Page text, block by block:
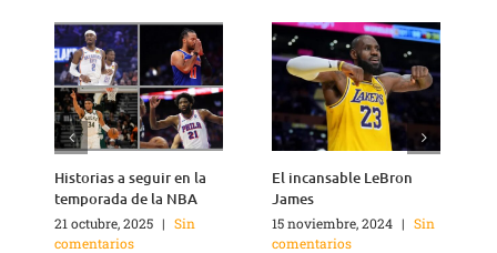
Historias a seguir en la
temporada de la NBA
21 octubre, 2025 | Sin
comentarios
El incansable LeBron
James
15 noviembre, 2024 | Sin
comentarios